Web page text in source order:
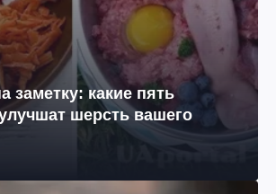
заметку: какие пять
шерсть вашего